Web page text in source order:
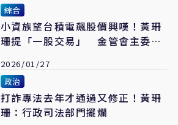
綜合
小資族望台積電飆股價興嘆！黃珊
珊提「一股交易」 金管會主委彭
2026/01/27
政治
打詐專法去年才通過又修正！黃珊
珊：行政司法部門擺爛